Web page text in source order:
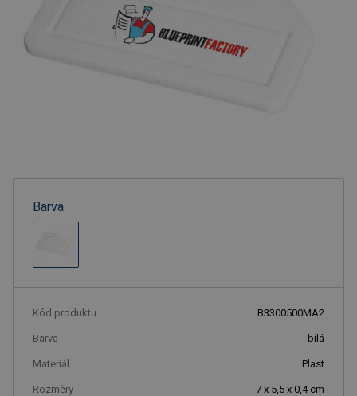
Barva
Kód produktu B3300500MA2
Barva bílá
Materiál Plast
Rozměry 7 x 5,5 x 0,4 cm